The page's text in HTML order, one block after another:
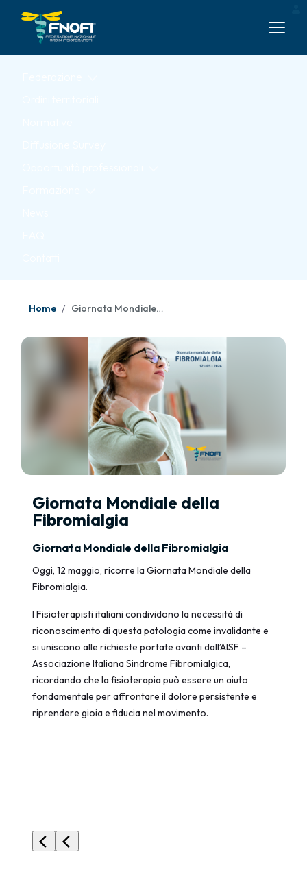
Skip to Main Content
Home Giornata Mondiale della Fibromialgia
Giornata Mondiale della
Fibromialgia
Giornata Mondiale della Fibromialgia
Oggi, 12 maggio, ricorre la Giornata Mondiale della
Fibromialgia.
I Fisioterapisti italiani condividono la necessità di
riconoscimento di questa patologia come invalidante e
si uniscono alle richieste portate avanti dall’AISF –
Associazione Italiana Sindrome Fibromialgica,
ricordando che la fisioterapia può essere un aiuto
fondamentale per affrontare il dolore persistente e
riprendere gioia e fiducia nel movimento.